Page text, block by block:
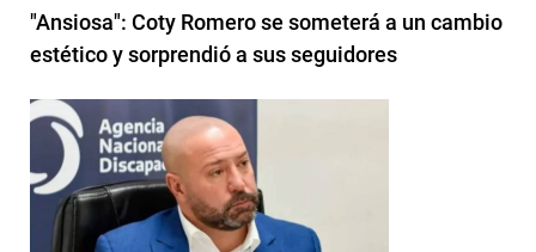
"Ansiosa": Coty Romero se someterá a un cambio
estético y sorprendió a sus seguidores